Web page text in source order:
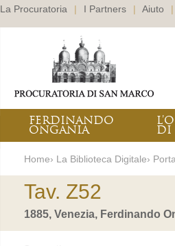
La Procuratoria | I Partners | Aiuto |
FERDINANDO
ONGANIA DI
Home› La Biblioteca Digitale›
Tav. Z52
1885, Venezia, Ferdinando